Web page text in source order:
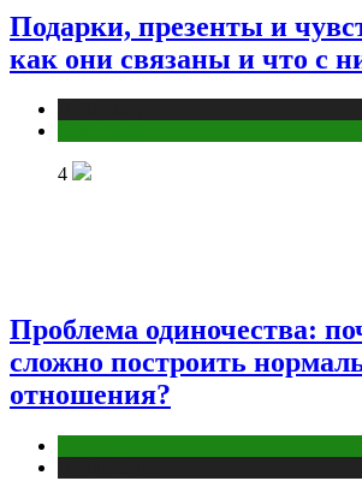
Подарки, презенты и
как они связаны и что с
4
Проблема одиночества:
сложно построить
отношения?